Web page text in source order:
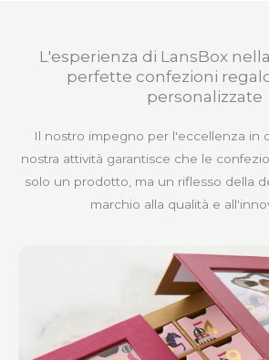
L'esperienza di LansBox
perfette confezioni
personalizzate
Il nostro impegno per l'eccellenza in
nostra attività garantisce che le
solo un prodotto, ma un riflesso della
marchio alla qualità e